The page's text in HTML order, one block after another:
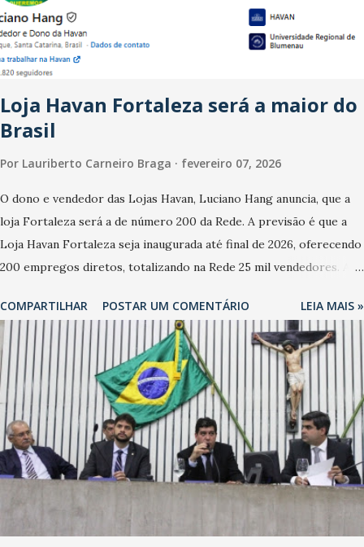
40% registraram equilíbrio financeiro. Já o percentual de
estabelecimentos no prejuízo ficou em 19%, pouco abaixo do
observado no mês anterior. Outros 1% não existiam em novembro.
Em relação a outubro, o faturamento também cresceu. De acordo
com a pesquisa, 44% dos n...
Loja Havan Fortaleza será a maior do
Brasil
Por Lauriberto Carneiro Braga fevereiro 07, 2026
O dono e vendedor das Lojas Havan, Luciano Hang anuncia, que a
loja Fortaleza será a de número 200 da Rede. A previsão é que a
Loja Havan Fortaleza seja inaugurada até final de 2026, oferecendo
200 empregos diretos, totalizando na Rede 25 mil vendedores. A
oficialmente, mas fontes extraoficiais indicam, que será na Avenida
Washington Soares-Messejana. Uma coisa é certa: será a maior
loja Havan do Brasil.
COMPARTILHAR POSTAR UM COMENTÁRIO LEIA MAIS »